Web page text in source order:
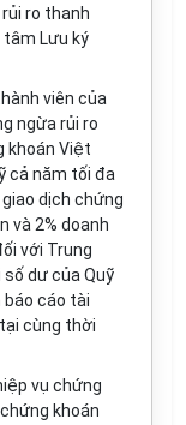
ro thanh
tâm Lưu ký
viên của
ngừa rủi ro
khoán Việt
cả năm tối đa
dịch chứng
và 2% doanh
với Trung
dư của Quỹ
báo cáo tài
cùng thời
vụ chứng
khoán